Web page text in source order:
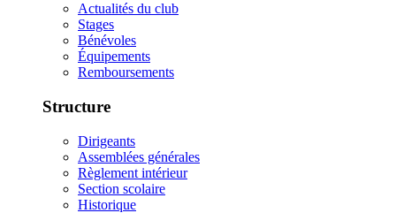
Actualités du club
Stages
Bénévoles
Équipements
Remboursements
Structure
Dirigeants
Assemblées générales
Règlement intérieur
Section scolaire
Historique